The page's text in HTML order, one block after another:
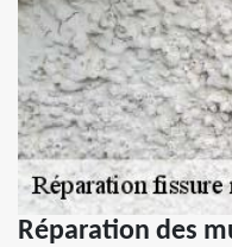
Réparation des